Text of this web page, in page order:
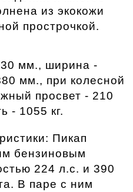
из экокожи
прострочкой.
мм., ширина -
мм., при колесной
просвет - 210
- 1055 кг.
Пикап
бензиновым
224 л.с. и 390
В паре с ним